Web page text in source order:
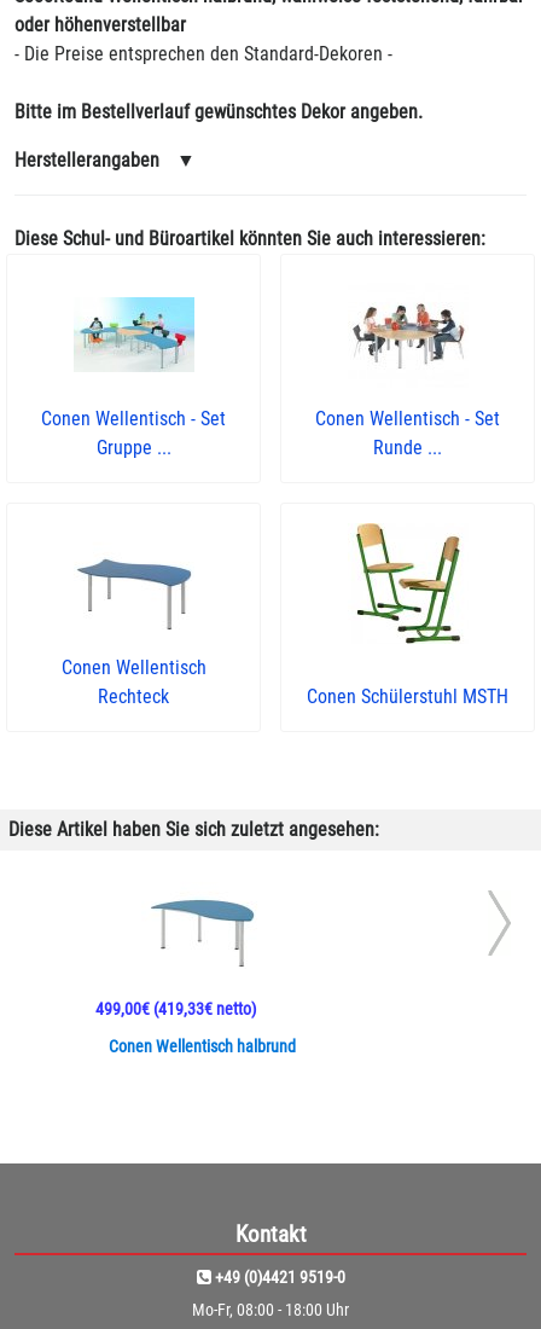
oder höhenverstellbar
- Die Preise entsprechen den Standard-Dekoren -
Bitte im Bestellverlauf gewünschtes Dekor angeben.
Herstellerangaben ▼
Diese Schul- und Büroartikel könnten Sie auch interessieren:
Conen Wellentisch - Set
Gruppe ...
Conen Wellentisch - Set
Runde ...
Conen Wellentisch
Rechteck
Conen Schülerstuhl MSTH
Diese Artikel haben Sie sich zuletzt angesehen:
Conen Wellentisch halbrund
499,00€(419,33€ netto)
Kontakt
+49 (0)4421 9519-0
Mo-Fr, 08:00 - 18:00 Uhr